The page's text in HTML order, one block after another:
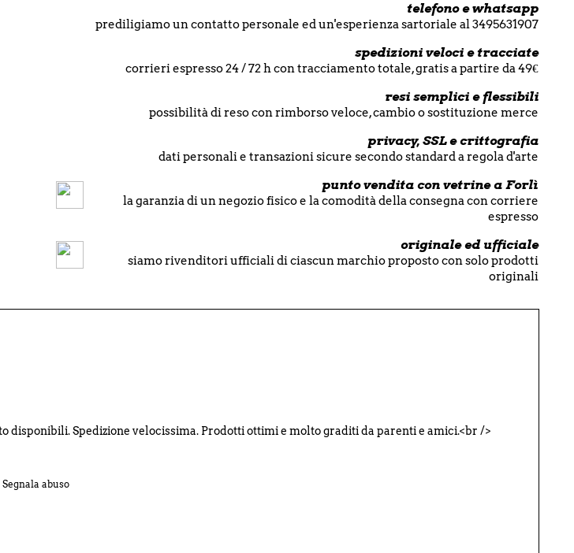
telefono e whatsapp
prediligiamo un contatto personale ed un'esperienza sartoriale al 3495631907
spedizioni veloci e tracciate
corrieri espresso 24 / 72 h con tracciamento totale, gratis a partire da 49€
resi semplici e flessibili
possibilità di reso con rimborso veloce, cambio o sostituzione merce
privacy, SSL e crittografia
dati personali e transazioni sicure secondo standard a regola d'arte
punto vendita con vetrine a Forlì
la garanzia di un negozio fisico e la comodità della consegna con corriere
espresso
originale ed ufficiale
siamo rivenditori ufficiali di ciascun marchio proposto con solo prodotti
originali
disponibili. Spedizione velocissima. Prodotti ottimi e molto graditi da parenti e amici.<br />
Segnala abuso